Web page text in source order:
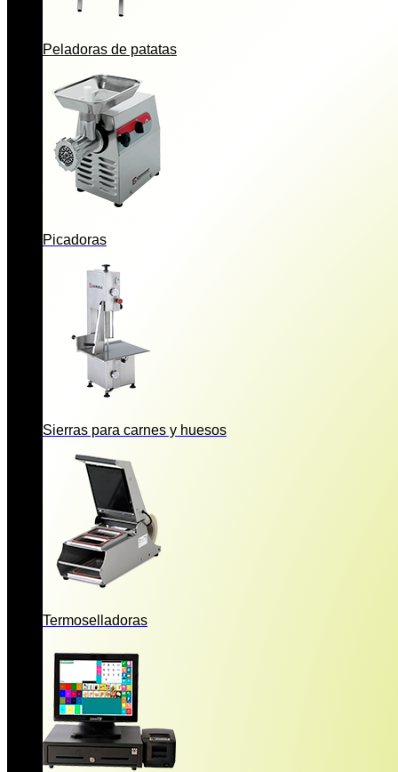
Peladoras de patatas
Picadoras
Sierras para carnes y huesos
Termoselladoras